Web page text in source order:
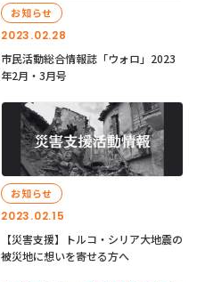
2023.02.28
お知らせ
市民活動総合情報誌「ウォロ」2023
年2月・3月号
2023.02.15
お知らせ
【災害支援】トルコ・シリア大地震の
被災地に想いを寄せる方へ